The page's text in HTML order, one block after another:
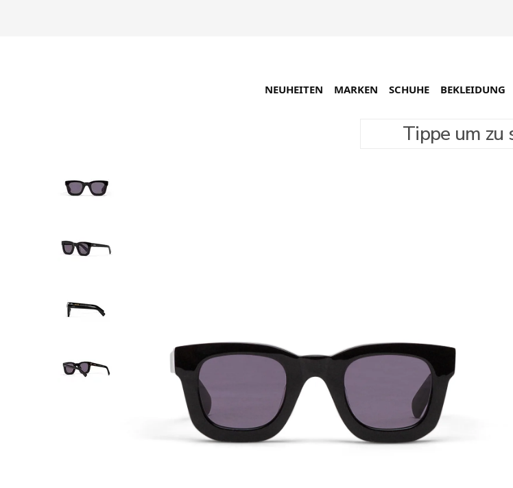
Tippe um zu suchen
NEUHEITEN MARKEN SCHUHE BEKLEIDUNG